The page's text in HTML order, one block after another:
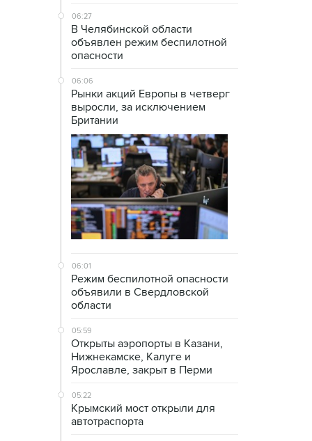
06:27
В Челябинской области
объявлен режим беспилотной
опасности
06:06
Рынки акций Европы в четверг
выросли, за исключением
Британии
06:01
Режим беспилотной опасности
объявили в Свердловской
области
05:59
Открыты аэропорты в Казани,
Нижнекамске, Калуге и
Ярославле, закрыт в Перми
05:22
Крымский мост открыли для
автотраспорта